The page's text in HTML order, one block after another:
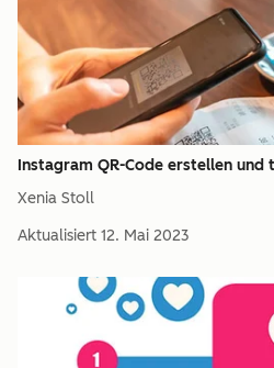
Instagram QR-Code erstellen und
Xenia Stoll
Aktualisiert 12. Mai 2023